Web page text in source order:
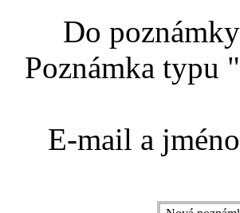
Do
Poznámka typu
E-mail a